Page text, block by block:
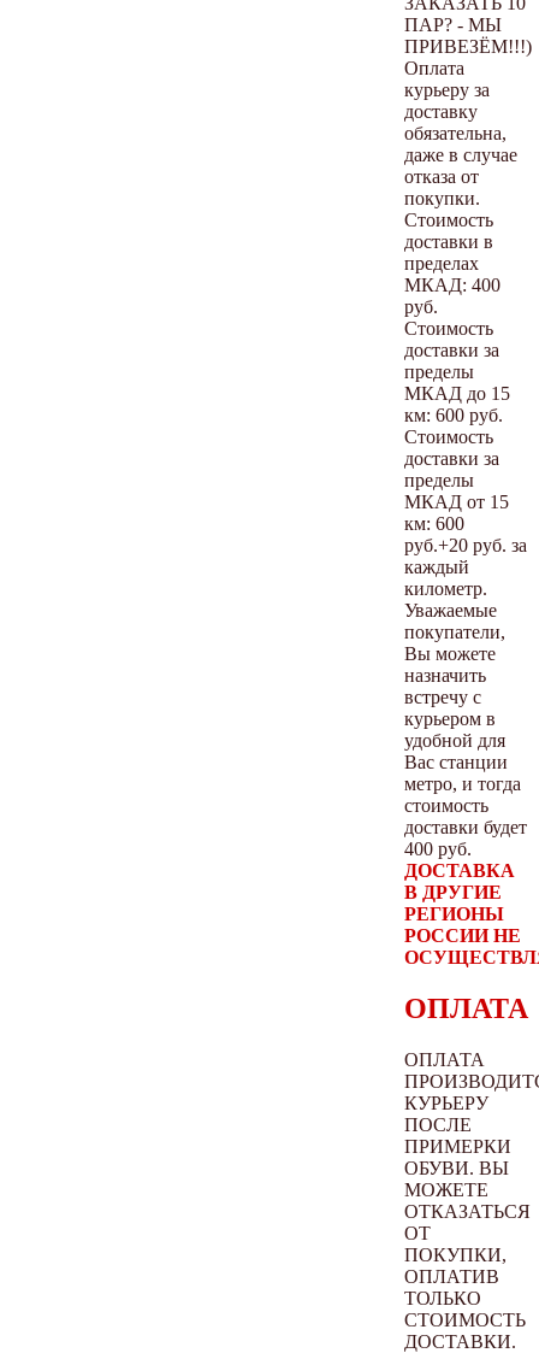
ПАР? - МЫ
ПРИВЕЗЁМ!!!)
Оплата
курьеру за
доставку
обязательна,
даже в случае
отказа от
покупки.
Стоимость
доставки в
пределах
МКАД: 400
руб.
Стоимость
доставки за
пределы
МКАД до 15
км: 600 руб.
Стоимость
доставки за
пределы
МКАД от 15
км: 600
руб.+20 руб. за
каждый
километр.
Уважаемые
покупатели,
Вы можете
назначить
встречу с
курьером в
удобной для
Вас станции
метро, и тогда
стоимость
доставки будет
400 руб.
ДОСТАВКА
В ДРУГИЕ
РЕГИОНЫ
РОССИИ НЕ
ОПЛАТА
ОПЛАТА
КУРЬЕРУ
ПОСЛЕ
ПРИМЕРКИ
ОБУВИ. ВЫ
МОЖЕТЕ
ОТКАЗАТЬСЯ
ОТ
ПОКУПКИ,
ОПЛАТИВ
ТОЛЬКО
СТОИМОСТЬ
ДОСТАВКИ.